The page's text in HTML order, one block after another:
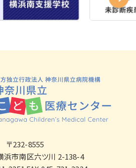
〒232-8555
浜市南区六ツ川 2-138-4